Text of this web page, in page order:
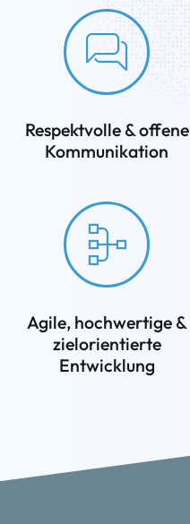
Respektvolle & offene
Kommunikation
Agile, hochwertige &
zielorientierte
Entwicklung